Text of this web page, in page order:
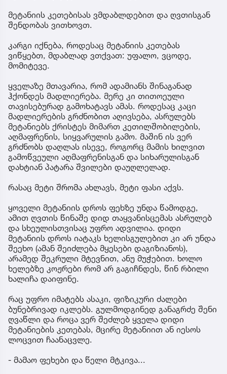
მეტანიის კეთებისას ვმდაბლდებით და ღვთისგან
შენდობას ვითხოვთ.
კარგი იქნება, როდესაც მეტანიის კეთებას
ვიწყებთ, მდაბლად ვთქვათ: უფალო, ვცოდე,
მომიტევე.
ყველაზე მთავარია, რომ ადამიანს შინაგანად
ჰქონდეს მადლიერება. მერე კი თითოეული
თავისებურად გამოხატავს ამას. როდესაც კაცი
მადლიერების გრძნობით აღივსება, ასრულებს
მეტანიებს ქრისტეს მიმართ კეთილშობილების,
აღმაფრენის, სიყვარულის გამო. მაშინ ის ვერ
გრძნობს დაღლას ისევე, როგორც მამის ხილვით
გამოწვეული აღმაფრენისგან და სიხარულისგან
დახტიან პატარა შვილები დაუღლელად.
რასაც მეტი შრომა ახლავს, მეტი ფასი აქვს.
ყოველი მეტანიის დროს ფეხზე უნდა წამოდგე,
ამით ღვთის წინაშე დიდ თაყვანისცემას ასრულებ
და სხეულისთვისაც უფრო ადვილია. დიდი
მეტანიის დროს იატაკს ხელისგულებით კი არ უნდა
შეეხო (ამან შეიძლება მყესები დაგიზიანოს),
არამედ შეკრული მტევნით, ანუ მუჭებით. ხოლო
ხელებზე კოჟრები რომ არ გაგიჩნდეს, წინ რბილი
ხალიჩა დაიფინე.
რაც უფრო იმატებს ასაკი, ფიზიკური ძალები
ბუნებრივად იკლებს. გულმოდგინედ განაგრძე შენი
ღვაწლი და როცა ვერ შეძლებ ყველა დიდი
მეტანიების კეთებას, მცირე მეტანიით ან იესოს
ლოცვით ჩაანაცვლე.
- მამაო ფეხები და წელი მტკივა...